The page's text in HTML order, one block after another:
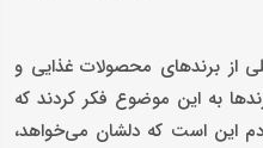
کلی، تقریبا از سال 1401 خیلی از برندهای محصولات غذایی و
به این موضوع فکر کردند که
این است که دلشان می‌خواهد،